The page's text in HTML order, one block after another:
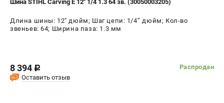
Шина STIHL Carving Е 12" 1/4 1.3 64 зв. (30050003205)
Длина шины: 12" дюйм; Шаг цепи: 1/4’’ дюйм; Кол-во
звеньев: 64; Ширина паза: 1.3 мм
8 394 c
Распродан
Оставить отзыв